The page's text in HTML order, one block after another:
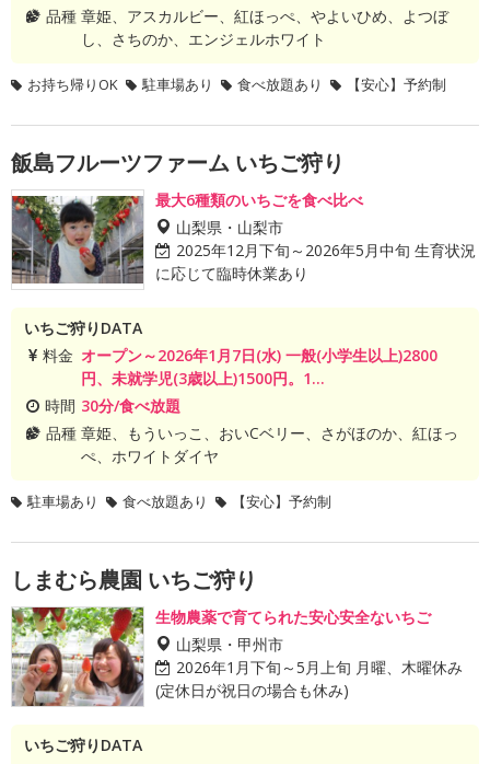
品種 章姫、アスカルビー、紅ほっぺ、やよいひめ、よつぼ
し、さちのか、エンジェルホワイト
お持ち帰りOK 駐車場あり 食べ放題あり 【安心】予約制
飯島フルーツファーム いちご狩り
最大6種類のいちごを食べ比べ
山梨県・山梨市
2025年12月下旬～2026年5月中旬 生育状況
に応じて臨時休業あり
いちご狩りDATA
料金 オープン～2026年1月7日(水) 一般(小学生以上)2800
円、未就学児(3歳以上)1500円。1...
時間 30分/食べ放題
品種 章姫、もういっこ、おいCベリー、さがほのか、紅ほっ
ぺ、ホワイトダイヤ
駐車場あり 食べ放題あり 【安心】予約制
しまむら農園 いちご狩り
生物農薬で育てられた安心安全ないちご
山梨県・甲州市
2026年1月下旬～5月上旬 月曜、木曜休み
(定休日が祝日の場合も休み)
いちご狩りDATA